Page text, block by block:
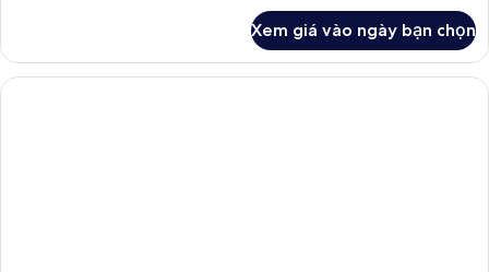
Phòng
đôi
(Chillout
Xem giá vào ngày bạn chọn